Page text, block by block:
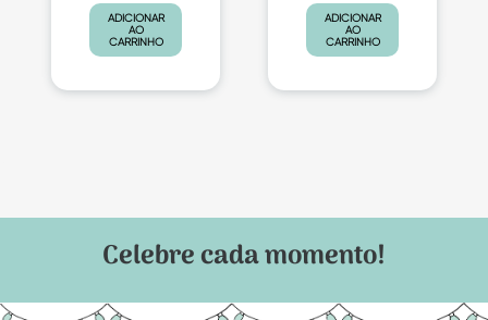
ADICIONAR
AO
CARRINHO
ADICIONAR
AO
CARRINHO
Celebre cada momento!